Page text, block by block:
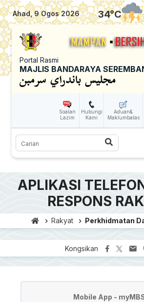
Skip to
Ahad, 9 Ogos 2026 34°C
Portal Rasmi
MAJLIS BANDARAYA
Soalan
Lazim
Hubungi
Kami
Aduan&
Maklumbalas
Carian
APLIKASI
RESPONS
Rakyat Perkhidmatan
Kongsikan
Mobile App -